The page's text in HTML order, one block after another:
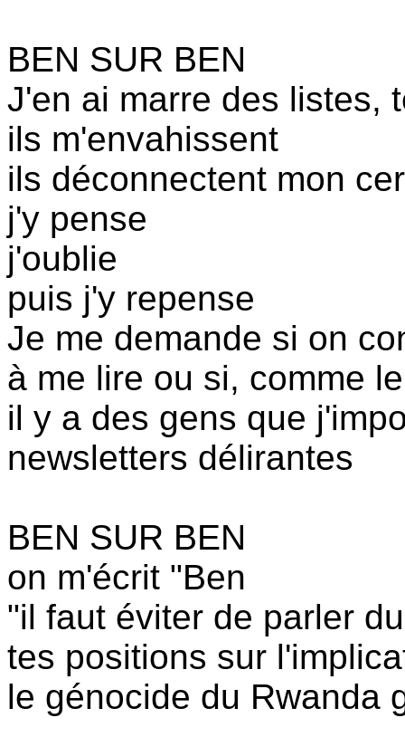
BEN SUR BEN
J'en ai marre des listes,
ils m'envahissent
ils déconnectent mon
j'y pense
j'oublie
puis j'y repense
Je me demande si on
à me lire ou si, comme
il y a des gens que
newsletters délirantes
BEN SUR BEN
on m'écrit "Ben
"il faut éviter de parler
tes positions sur
le génocide du Rwanda